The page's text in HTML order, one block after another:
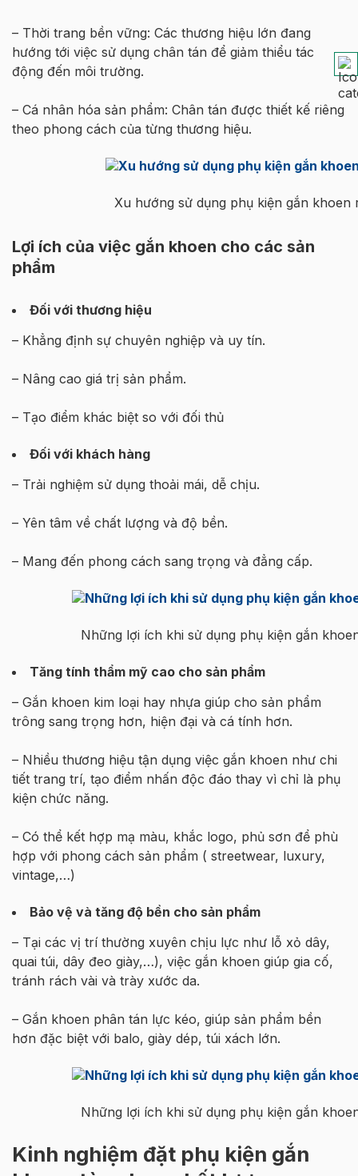
– Thời trang bền vững: Các thương hiệu lớn đang
hướng tới việc sử dụng chân tán để giảm thiểu tác
động đến môi trường.
– Cá nhân hóa sản phẩm: Chân tán được thiết kế riêng
theo phong cách của từng thương hiệu.
Xu hướng sử dụng phụ kiện gắn khoen
Lợi ích của việc gắn khoen cho các sản
phẩm
Đối với thương hiệu
– Khẳng định sự chuyên nghiệp và uy tín.
– Nâng cao giá trị sản phẩm.
– Tạo điểm khác biệt so với đối thủ
Đối với khách hàng
– Trải nghiệm sử dụng thoải mái, dễ chịu.
– Yên tâm về chất lượng và độ bền.
– Mang đến phong cách sang trọng và đẳng cấp.
Những lợi ích khi sử dụng phụ kiện gắn
Tăng tính thẩm mỹ cao cho sản phẩm
– Gắn khoen kim loại hay nhựa giúp cho sản phẩm
trông sang trọng hơn, hiện đại và cá tính hơn.
– Nhiều thương hiệu tận dụng việc gắn khoen như chi
tiết trang trí, tạo điểm nhấn độc đáo thay vì chỉ là phụ
kiện chức năng.
– Có thể kết hợp mạ màu, khắc logo, phủ sơn để phù
hợp với phong cách sản phẩm ( streetwear, luxury,
vintage,…)
Bảo vệ và tăng độ bền cho sản phẩm
– Tại các vị trí thường xuyên chịu lực như lỗ xỏ dây,
quai túi, dây đeo giày,…), việc gắn khoen giúp gia cố,
tránh rách vài và trày xước da.
– Gắn khoen phân tán lực kéo, giúp sản phẩm bền
hơn đặc biệt với balo, giày dép, túi xách lớn.
Những lợi ích khi sử dụng phụ kiện gắn
Kinh nghiệm đặt phụ kiện gắn